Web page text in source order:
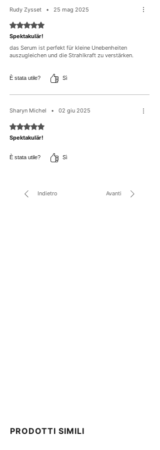
Rudy Zysset • 25 mag 2025
Valutazione 5 stelle su 5.
Spektakulär!
das Serum ist perfekt für kleine Unebenheiten
auszugleichen und die Strahlkraft zu verstärken.
È stata utile? Sì
Sharyn Michel • 02 giu 2025
Valutazione 5 stelle su 5.
Spektakulär!
È stata utile? Sì
Indietro Avanti
PRODOTTI SIMILI